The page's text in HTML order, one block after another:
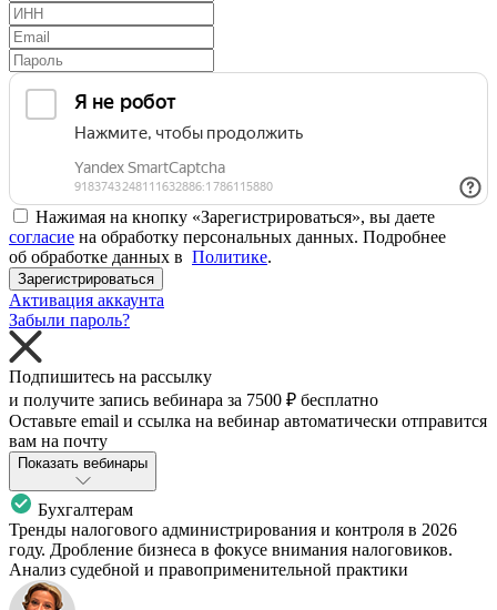
Нажимая на кнопку «Зарегистрироваться», вы даете
согласие на обработку персональных данных. Подробнее
об обработке данных в Политике.
Зарегистрироваться
Активация аккаунта
Забыли пароль?
Подпишитесь на рассылку
и получите запись вебинара за 7500 ₽ бесплатно
Оставьте email и ссылка на вебинар автоматически отправится
вам на почту
Показать вебинары
Бухгалтерам
Тренды налогового администрирования и контроля в 2026
году. Дробление бизнеса в фокусе внимания налоговиков.
Анализ судебной и правоприменительной практики